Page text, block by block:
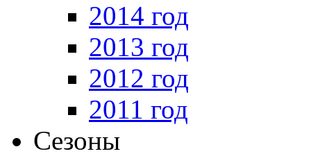
2014 год
2013 год
2012 год
2011 год
Сезоны